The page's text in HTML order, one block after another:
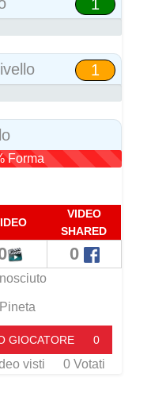
1
1
Forma
VIDEO
SHARED
0
GIOCATORE 0
visti 0 Votati